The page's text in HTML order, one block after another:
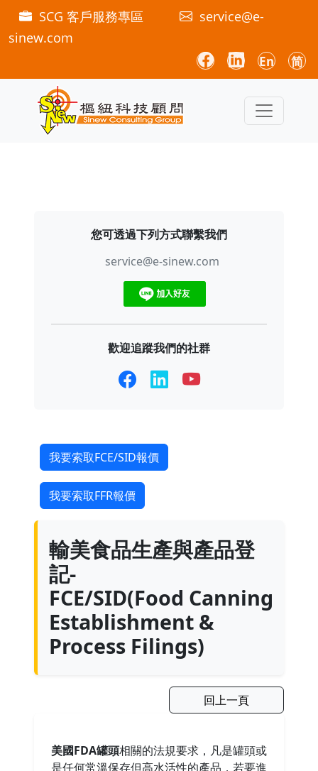
SCG 客戶服務專區
service@e-
sinew.com
En 简
您可透過下列方式聯繫我們
service@e-sinew.com
歡迎追蹤我們的社群
我要索取FCE/SID報價
我要索取FFR報價
輸美食品生產與產品登
記-
FCE/SID(Food Canning
Establishment &
Process Filings)
回上一頁
美國FDA罐頭相關的法規要求，凡是罐頭或
是任何常溫保存但高水活性的產品，若要進